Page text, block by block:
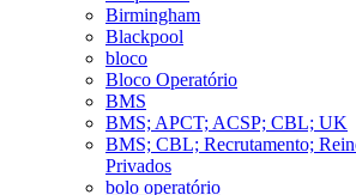
Birmingham
Blackpool
bloco
Bloco Operatório
BMS
BMS; APCT; ACSP; CBL; UK
BMS; CBL; Recrutamento;
Privados
bolo operatório